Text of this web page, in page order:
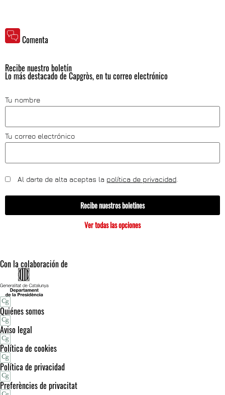
Comenta
Recibe nuestro boletín
Lo más destacado de Capgròs, en tu correo electrónico
Tu nombre
Tu correo electrónico
Al darte de alta aceptas la política de privacidad
Recibe nuestros boletines
Ver todas las opciones
Con la colaboración de
Quiénes somos
Aviso legal
Política de cookies
Política de privacidad
Preferències de privacitat